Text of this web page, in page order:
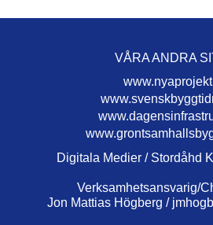
VÅRA ANDRA
Digitala Medier / Stordåhd
Verksamhetsansvarig/
Jon Mattias Högberg /